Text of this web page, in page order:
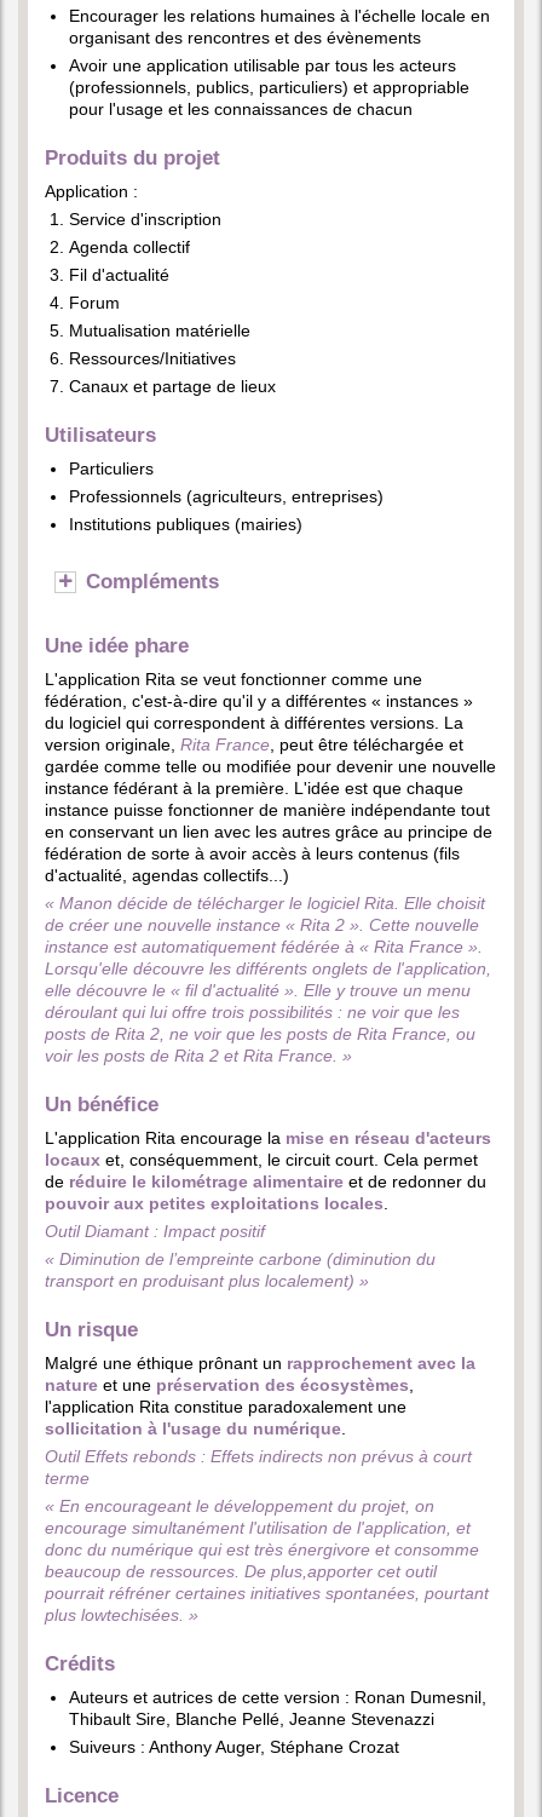
Encourager les relations humaines à l'échelle locale en
organisant des rencontres et des évènements
Avoir une application utilisable par tous les acteurs
(professionnels, publics, particuliers) et appropriable
pour l'usage et les connaissances de chacun
Produits du projet
Application :
Service d'inscription
Agenda collectif
Fil d'actualité
Forum
Mutualisation matérielle
Ressources/Initiatives
Canaux et partage de lieux
Utilisateurs
Particuliers
Professionnels (agriculteurs, entreprises)
Institutions publiques (mairies)
Compléments
Une idée phare
L'application Rita se veut fonctionner comme une
fédération, c'est-à-dire qu'il y a différentes « instances »
du logiciel qui correspondent à différentes versions. La
version originale,Rita France, peut être téléchargée et
gardée comme telle ou modifiée pour devenir une nouvelle
instance fédérant à la première. L'idée est que chaque
instance puisse fonctionner de manière indépendante tout
en conservant un lien avec les autres grâce au principe de
fédération de sorte à avoir accès à leurs contenus (fils
d'actualité, agendas collectifs...)
« Manon décide de télécharger le logiciel Rita. Elle choisit
de créer une nouvelle instance « Rita 2 ». Cette nouvelle
instance est automatiquement fédérée à « Rita France ».
Lorsqu'elle découvre les différents onglets de l'application,
elle découvre le « fil d'actualité ». Elle y trouve un menu
déroulant qui lui offre trois possibilités : ne voir que les
posts de Rita 2, ne voir que les posts de Rita France, ou
voir les posts de Rita 2 et Rita France. »
Un bénéfice
L'application Rita encourage la mise en réseau d'acteurs
locaux et, conséquemment, le circuit court. Cela permet
de réduire le kilométrage alimentaire et de redonner du
pouvoir aux petites exploitations locales.
Outil Diamant : Impact positif
« Diminution de l’empreinte carbone (diminution du
transport en produisant plus localement) »
Un risque
Malgré une éthique prônant un rapprochement avec la
nature et une préservation des écosystèmes,
l'application Rita constitue paradoxalement une
sollicitation à l'usage du numérique.
Outil Effets rebonds : Effets indirects non prévus à court
terme
« En encourageant le développement du projet, on
encourage simultanément l'utilisation de l'application, et
donc du numérique qui est très énergivore et consomme
beaucoup de ressources. De plus,apporter cet outil
pourrait réfréner certaines initiatives spontanées, pourtant
plus lowtechisées. »
Crédits
Auteurs et autrices de cette version : Ronan Dumesnil,
Thibault Sire, Blanche Pellé, Jeanne Stevenazzi
Suiveurs : Anthony Auger, Stéphane Crozat
Licence